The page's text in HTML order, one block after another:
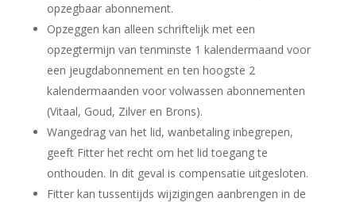
opzegbaar abonnement.
Opzeggen kan alleen schriftelijk met een
opzegtermijn van tenminste 1 kalendermaand voor
een jeugdabonnement en ten hoogste 2
kalendermaanden voor volwassen abonnementen
(Vitaal, Goud, Zilver en Brons).
Wangedrag van het lid, wanbetaling inbegrepen,
geeft Fitter het recht om het lid toegang te
onthouden. In dit geval is compensatie uitgesloten.
Fitter kan tussentijds wijzigingen aanbrengen in de